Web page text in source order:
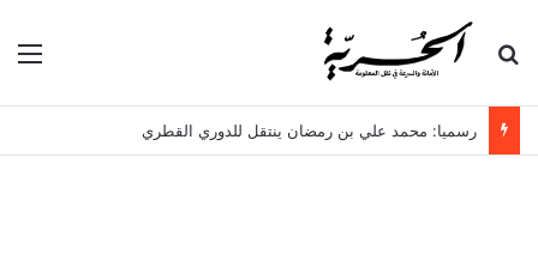
بحث عن
رسميا: محمد علي بن رمضان ينتقل للدوري القطري